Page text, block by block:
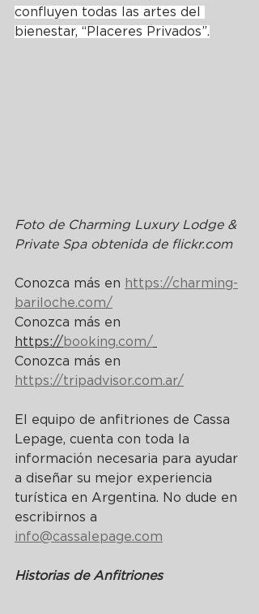
confluyen todas las artes del
bienestar, “Placeres Privados”.
Foto de Charming Luxury Lodge &
Private Spa obtenida de flickr.com
Conozca más en https://charming-
bariloche.com/
Conozca más en
https:// booking.com/
Conozca más en
https://tripadvisor.com.ar/
El equipo de anfitriones de Cassa
Lepage, cuenta con toda la
información necesaria para ayudar
a diseñar su mejor experiencia
turística en Argentina. No dude en
escribirnos a
info@cassalepage.com
Historias de Anfitriones